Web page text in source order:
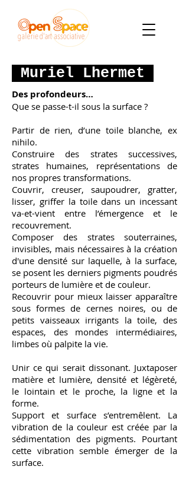
Muriel Lhermet
Des profondeurs…
Que se passe-t-il sous la surface ?
​Partir de rien, d’une toile blanche, ex
nihilo.
Construire des strates successives,
strates humaines, représentations de
nos propres transformations.
Couvrir, creuser, saupoudrer, gratter,
lisser, griffer la toile dans un incessant
va-et-vient entre l’émergence et le
recouvrement.
Composer des strates souterraines,
invisibles, mais nécessaires à la création
d'une densité sur laquelle, à la surface,
se posent les derniers pigments poudrés
porteurs de lumière et de couleur.
Recouvrir pour mieux laisser apparaître
sous formes de cernes noires, ou de
petits vaisseaux irrigants la toile, des
espaces, des mondes intermédiaires,
limbes où palpite la vie.
Unir ce qui serait dissonant. Juxtaposer
matière et lumière, densité et légèreté,
le lointain et le proche, la ligne et la
forme.
Support et surface s’entremêlent. La
vibration de la couleur est créée par la
sédimentation des pigments. Pourtant
cette vibration semble émerger de la
surface.